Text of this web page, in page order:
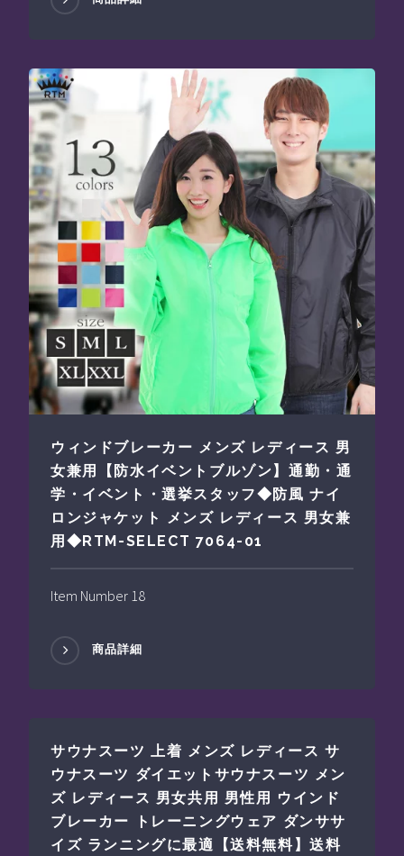
ウィンドブレーカー メンズ レディース 男
女兼用【防水イベントブルゾン】通勤・通
学・イベント・選挙スタッフ◆防風 ナイ
ロンジャケット メンズ レディース 男女兼
用◆RTM-SELECT 7064-01
Item Number 18
商品詳細
サウナスーツ 上着 メンズ レディース サ
ウナスーツ ダイエットサウナスーツ メン
ズ レディース 男女共用 男性用 ウインド
ブレーカー トレーニングウェア ダンササ
イズ ランニングに最適【送料無料】送料